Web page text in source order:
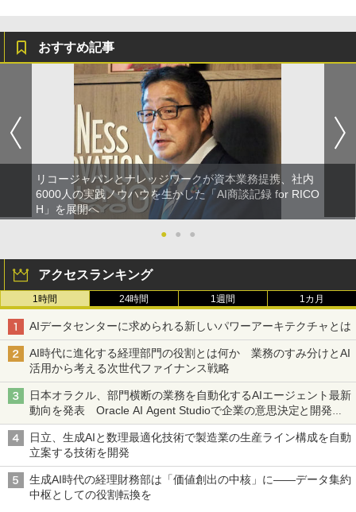
おすすめ記事
リコージャパンとナレッジワークが資本業務提携、社内
6000人の実践ノウハウを生かした「AI商談記録 for RICO
H」を展開へ
●
● ●
アクセスランキング
1時間 24時間 1週間 1カ月
AIデータセンターに求められる新しいパワーアーキテクチャとは
AI時代に進化する経理部門の役割とは何か 業務のすみ分けとAI
活用から考える次世代ファイナンス戦略
日本オラクル、部門横断の業務を自動化するAIエージェント最新
動向を発表 Oracle AI Agent Studioで企業の意思決定と開発を
加速
日立、生成AIと数理最適化技術で製造業の生産ライン構成を自動
立案する技術を開発
生成AI時代の経理財務部は「価値創出の中核」に――データ集約
中枢としての役割転換を